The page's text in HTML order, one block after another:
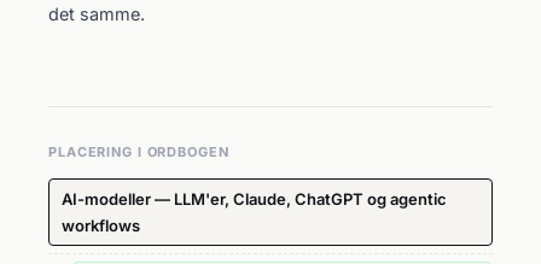
det samme.
PLACERING I ORDBOGEN
AI-modeller — LLM'er, Claude, ChatGPT og agentic
workflows